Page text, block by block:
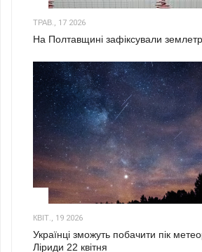
ТРАВ., 17 2026
На Полтавщині зафіксували
КВІТ., 19 2026
Українці зможуть побачити пік
Ліриди 22 квітня